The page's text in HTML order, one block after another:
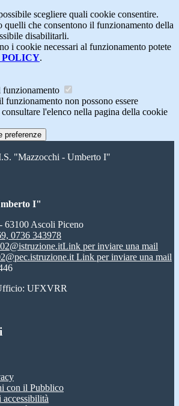
scegliere quali cookie consentire.
quelli che consentono il funzionamento della
disabilitarli.
i cookie necessari al funzionamento potete
POLICY.
funzionamento
funzionamento non possono essere
l'elenco nella pagina della cookie
preferenze
"Mazzocchi - Umberto I"
I"
63100 Ascoli Piceno
0736 343978
Link per inviare una mail
Link per inviare una mail
UFXVRR
con il Pubblico